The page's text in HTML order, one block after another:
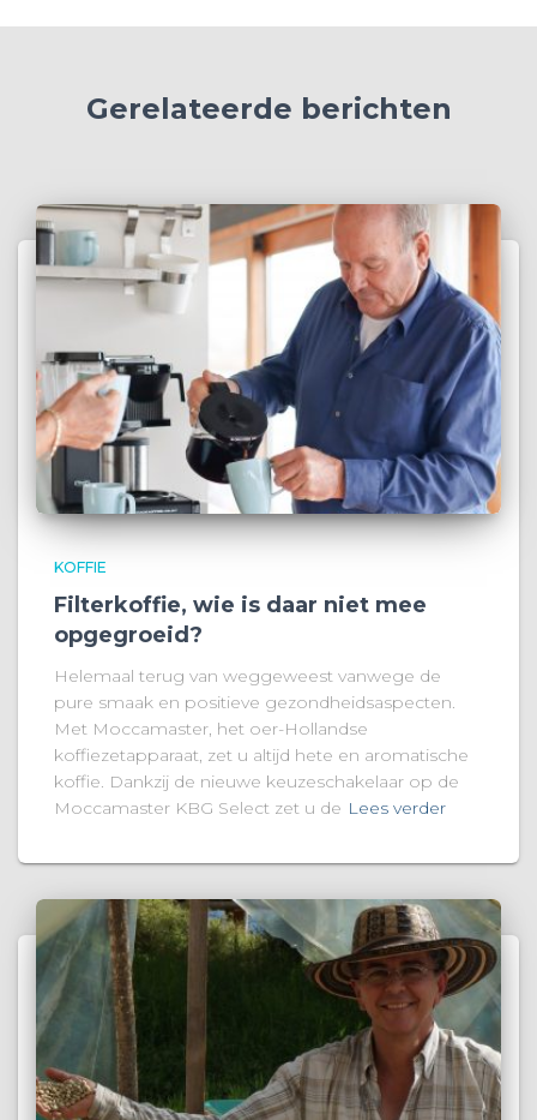
Gerelateerde berichten
KOFFIE
Filterkoffie, wie is daar niet mee
opgegroeid?
Helemaal terug van weggeweest vanwege de
pure smaak en positieve gezondheidsaspecten.
Met Moccamaster, het oer-Hollandse
koffiezetapparaat, zet u altijd hete en aromatische
koffie. Dankzij de nieuwe keuzeschakelaar op de
Moccamaster KBG Select zet u de Lees verder